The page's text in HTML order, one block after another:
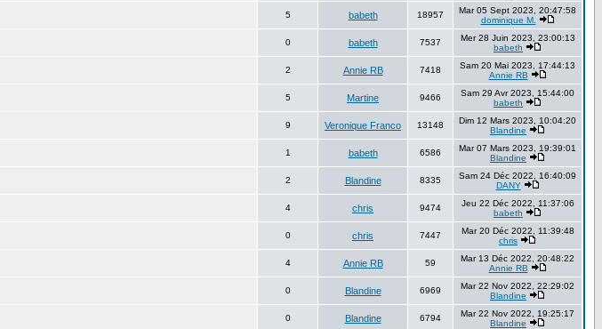
5 babeth 18957
Mar 05 Sept 2023, 20:47:58
dominique M.
0 babeth 7537
Mer 28 Juin 2023, 23:00:13
babeth
2 Annie RB 7418
Sam 20 Mai 2023, 17:44:13
Annie RB
5 Martine 9466
Sam 29 Avr 2023, 15:44:00
babeth
9 Veronique Franco 13148
Dim 12 Mars 2023, 10:04:20
Blandine
1 babeth 6586
Mar 07 Mars 2023, 19:39:01
Blandine
2 Blandine 8335
Sam 24 Déc 2022, 16:40:09
DANY
4 chris 9474
Jeu 22 Déc 2022, 11:37:06
babeth
0 chris 7447
Mar 20 Déc 2022, 11:39:48
chris
4 Annie RB 59
Mar 13 Déc 2022, 20:48:22
Annie RB
0 Blandine 6969
Mar 22 Nov 2022, 22:29:02
Blandine
0 Blandine 6794
Mar 22 Nov 2022, 19:25:17
Blandine